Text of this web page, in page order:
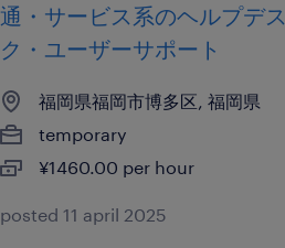
通・サービス系のヘルプデス
ク・ユーザーサポート
福岡県福岡市博多区, 福岡県
temporary
¥1460.00 per hour
posted 11 april 2025